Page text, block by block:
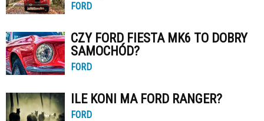
FORD
CZY FORD FIESTA MK6 TO DOBRY
SAMOCHÓD?
FORD
ILE KONI MA FORD RANGER?
FORD